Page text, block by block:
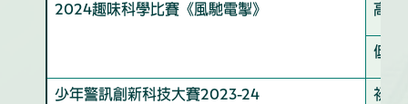
2024趣味科學比賽《風馳電掣》 高年
低年
少年警訊創新科技大賽2023-24 初中